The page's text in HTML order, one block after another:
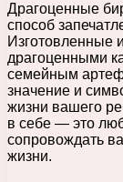
Драгоценные
способ
Изготовленные
драгоценными
семейным
значение и
жизни вашего
в себе — это
сопровождать
жизни.